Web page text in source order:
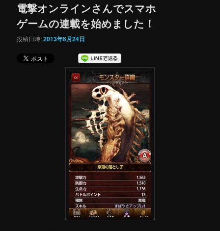
ビ
ゲ
ー
シ
電撃オンラインさんでスマホ
ゲームの連載を始めました！
投稿日時:2013年6月24日